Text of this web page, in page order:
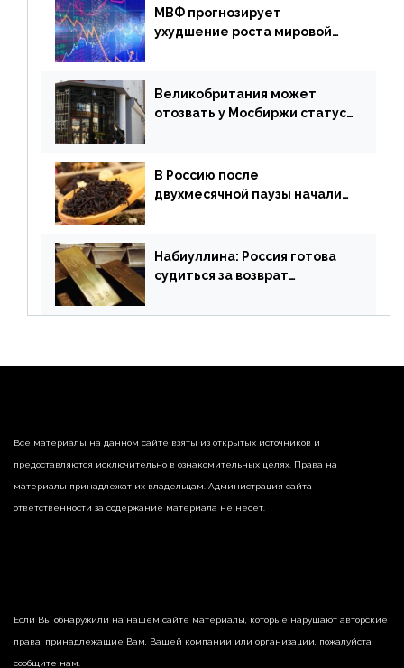
МВФ прогнозирует
ухудшение роста мировой
апреля
Великобритания может
отозвать у Мосбиржи статус
В Россию после
двухмесячной паузы начали
Набиуллина: Россия готова
судиться за возврат
страны
Все материалы на данном сайте взяты из открытых источников и
предоставляются исключительно в ознакомительных целях. Права на
материалы принадлежат их владельцам. Администрация сайта
ответственности за содержание материала не несет.
Если Вы обнаружили на нашем сайте материалы, которые нарушают авторские
права, принадлежащие Вам, Вашей компании или организации, пожалуйста,
сообщите нам.